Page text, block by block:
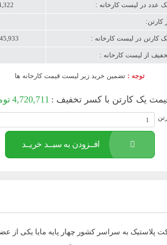
عدد در لیست کارخانه :
کارتن:
کارتن در لیست کارخانه : 5,245,933
از لیست کارخانه :
توجه : تضمین خرید زیر لیست قیمت کارخانه ها
یک کارتن با کسر تخفیف : 4,720,711
افــزودن به سبــد خریــد
به سراسر کشور چهار پایه مایا یکی از